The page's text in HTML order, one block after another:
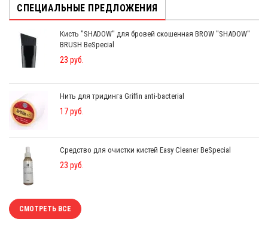
СПЕЦИАЛЬНЫЕ ПРЕДЛОЖЕНИЯ
Кисть "SHADOW" для бровей скошенная BROW "SHADOW"
BRUSH BeSpecial
23 руб.
Нить для тридинга Griffin anti-bacterial
17 руб.
Средство для очистки кистей Easy Cleaner BeSpecial
23 руб.
СМОТРЕТЬ ВСЕ